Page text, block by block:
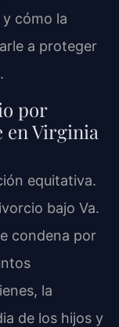
cómo la
a proteger
por
en Virginia
equitativa.
bajo Va.
condena por
la
de los hijos y